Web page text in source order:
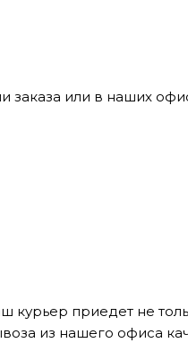
заказа или в наших
курьер приедет не
из нашего офиса